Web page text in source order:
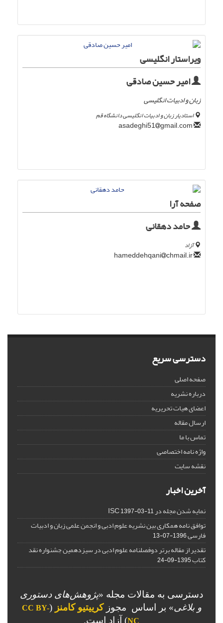
ویراستار انگلیسی
امیر حسین صادقی
زبان و ادبیات انگلیسی
استادیار زبان و ادبیات انگلیسی دانشگاه قم
gmail.com
صفحه آرا
حامد دهقانی
آزاد
chmail.ir
دسترسی سریع
صفحه اصلی
درباره نشریه
اعضای هیات تحریریه
ارسال مقاله
تماس با ما
واژه نامه اختصاصی
نقشه سایت
آخرین اخبار
نمایه شدن مجله در ISC1397-03-11
توافق نامه همکاری بین نشریه علوم ادبی و انجمن علمی زبان و ادبیات
فارسی1396-07-13
تقدیر از مقاله برتر دوفصلنامه علوم ادبی در سیزدهمین جشنواره نقد
کتاب1395-09-24
دسترسی به مقالات مجله «پژوهش‌های دستوری
و بلاغی» بر اساس مجوزکرییتیو کامنز (
CC BY-
NC) آزاد است.